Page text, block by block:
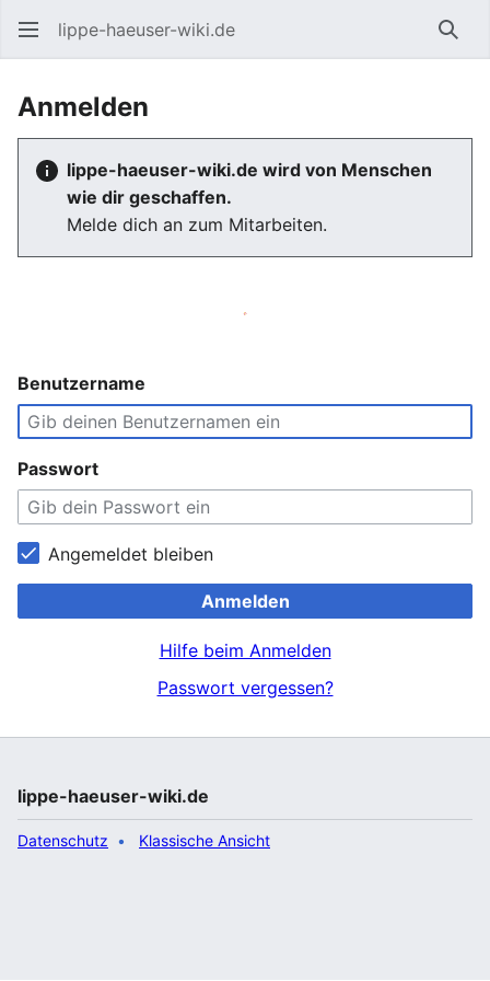
lippe-haeuser-wiki.de
Anmelden
lippe-haeuser-wiki.de wird von Menschen
wie dir geschaffen.
Melde dich an zum Mitarbeiten.
Benutzername
Passwort
Angemeldet bleiben
Anmelden
Hilfe beim Anmelden
Passwort vergessen?
lippe-haeuser-wiki.de
Datenschutz Klassische Ansicht